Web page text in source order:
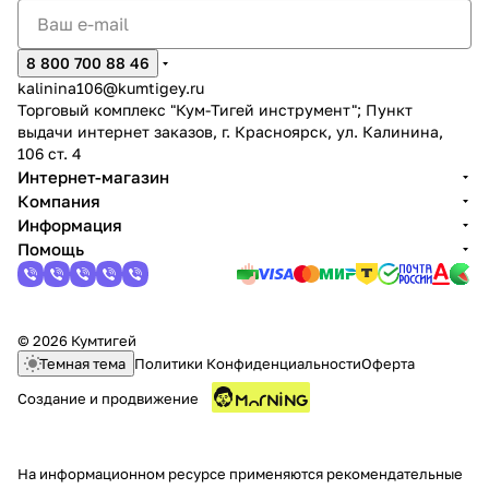
8 800 700 88 46
kalinina106@kumtigey.ru
Торговый комплекс "Кум-Тигей инструмент"; Пункт
выдачи интернет заказов, г. Красноярск, ул. Калинина,
106 ст. 4
Интернет-магазин
Компания
Информация
Помощь
© 2026 Кумтигей
Темная тема Политики КонфиденциальностиОферта
Создание и продвижение
На информационном ресурсе применяются рекомендательные